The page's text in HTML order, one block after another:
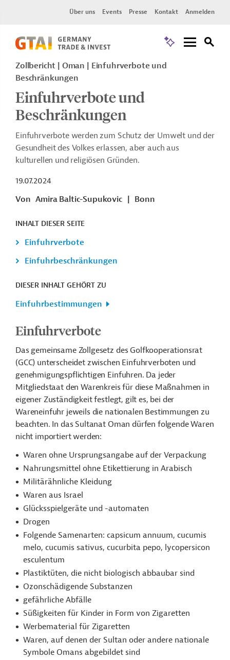
Über uns Events Presse Kontakt Anmelden
Zollbericht Oman
Einfuhrverbote und
Beschränkungen
Einfuhrverbote und
Beschränkungen
Einfuhrverbote werden zum Schutz der Umwelt und der
Gesundheit des Volkes erlassen, aber auch aus
kulturellen und religiösen Gründen.
19.07.2024
Von Amira Baltic-Supukovic Bonn
INHALT DIESER SEITE
Einfuhrverbote
Einfuhrbeschränkungen
DIESER INHALT GEHÖRT ZU
Einfuhrbestimmungen
Einfuhrverbote
Das gemeinsame Zollgesetz des Golfkooperationsrat
(GCC) unterscheidet zwischen Einfuhrverboten und
genehmigungspflichtigen Einfuhren. Da jeder
Mitgliedstaat den Warenkreis für diese Maßnahmen in
eigener Zuständigkeit festlegt, gilt es, bei der
Wareneinfuhr jeweils die nationalen Bestimmungen zu
beachten. In das Sultanat Oman dürfen folgende Waren
nicht importiert werden:
Waren ohne Ursprungsangabe auf der Verpackung
Nahrungsmittel ohne Etikettierung in Arabisch
Militärähnliche Kleidung
Waren aus Israel
Glücksspielgeräte und -automaten
Drogen
Folgende Samenarten: capsicum annuum, cucumis
melo, cucumis sativus, cucurbita pepo, lycopersicon
esculentum
Plastiktüten, die nicht biologisch abbaubar sind
Ozonschädigende Substanzen
gefährliche Abfälle
Süßigkeiten für Kinder in Form von Zigaretten
Werbematerial für Zigaretten
Waren, auf denen der Sultan oder andere nationale
Symbole Omans abgebildet sind